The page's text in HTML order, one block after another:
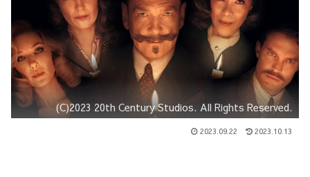
(C)2023 20th Century Studios. All Rights Reserved.
2023.09.22 2023.10.13